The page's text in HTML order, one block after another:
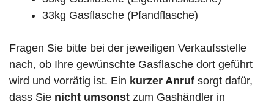
33kg Gasflasche (Pfandflasche)
Fragen Sie bitte bei der jeweiligen Verkaufsstelle
nach, ob Ihre gewünschte Gasflasche dort geführt
wird und vorrätig ist. Ein kurzer Anruf sorgt dafür,
dass Sie nicht umsonst zum Gashändler in